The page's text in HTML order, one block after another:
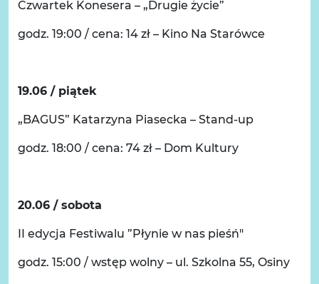
Czwartek Konesera – „Drugie życie”
godz. 19:00 / cena: 14 zł – Kino Na Starówce
19.06 / piątek
„BAGUS” Katarzyna Piasecka – Stand-up
godz. 18:00 / cena: 74 zł – Dom Kultury
20.06 / sobota
II edycja Festiwalu ”Płynie w nas pieśń"
godz. 15:00 / wstęp wolny – ul. Szkolna 55, Osiny